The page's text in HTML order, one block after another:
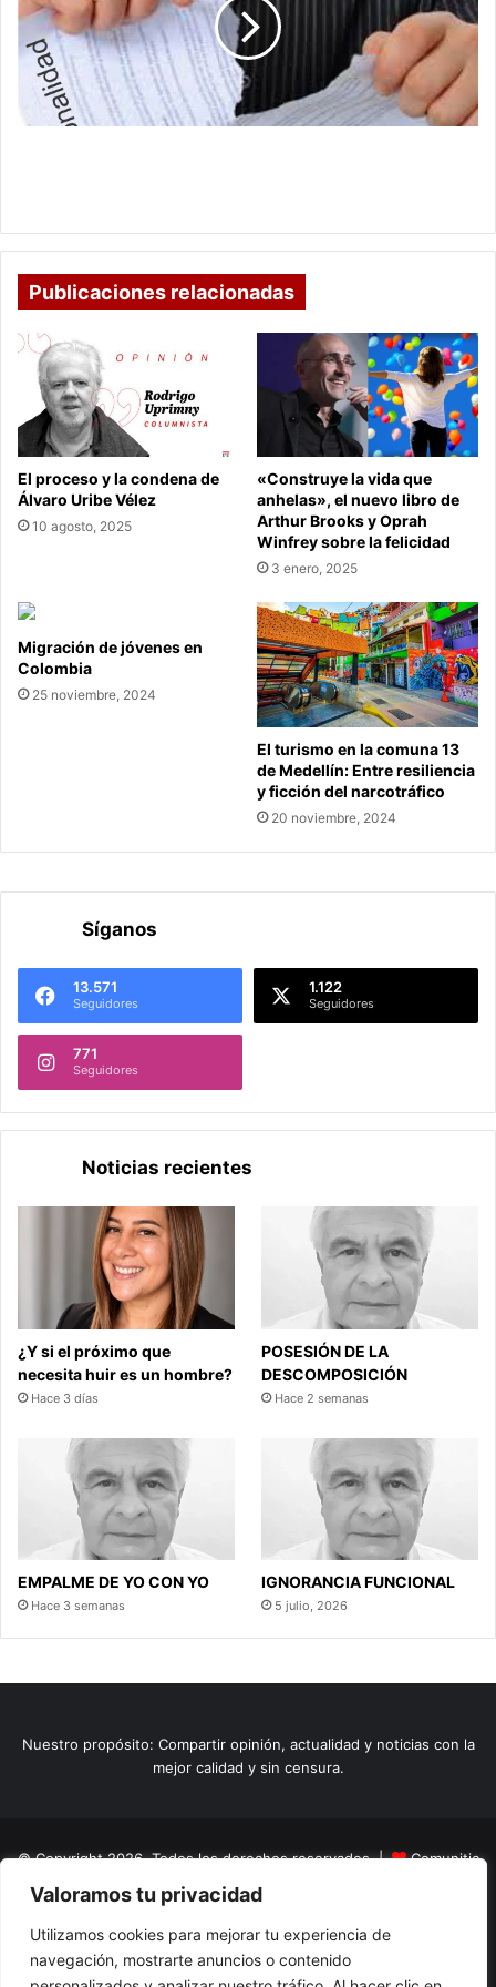
Valoramos tu privacidad
Utilizamos cookies para mejorar tu experiencia de
navegación, mostrarte anuncios o contenido
COLOMBIANA
TIENE
IMPLICACIONES
FRENTE
A
Publicaciones relacionadas
El proceso y la condena de
Álvaro Uribe Vélez
10 agosto, 2025
«Construye la vida que
anhelas», el nuevo libro de
Arthur Brooks y Oprah
Winfrey sobre la felicidad
3 enero, 2025
Migración de jóvenes en
Colombia
25 noviembre, 2024
El turismo en la comuna 13
de Medellín: Entre resiliencia
y ficción del narcotráfico
20 noviembre, 2024
Síganos
13.571
Seguidores
1.122
Seguidores
771
Seguidores
Noticias recientes
¿Y si el próximo que
necesita huir es un hombre?
Hace 3 días
POSESIÓN DE LA
DESCOMPOSICIÓN
Hace 2 semanas
EMPALME DE YO CON YO
Hace 3 semanas
IGNORANCIA FUNCIONAL
5 julio, 2026
Nuestro propósito: Compartir opinión, actualidad y noticias con la
mejor calidad y sin censura.
© Copyright 2026, Todos los derechos reservados |
Comunitic
SAS BICNit 901228106
Home
Actualidad Variedades Opinion Turismo
El Tinteadero
Caricaturas Reportajes